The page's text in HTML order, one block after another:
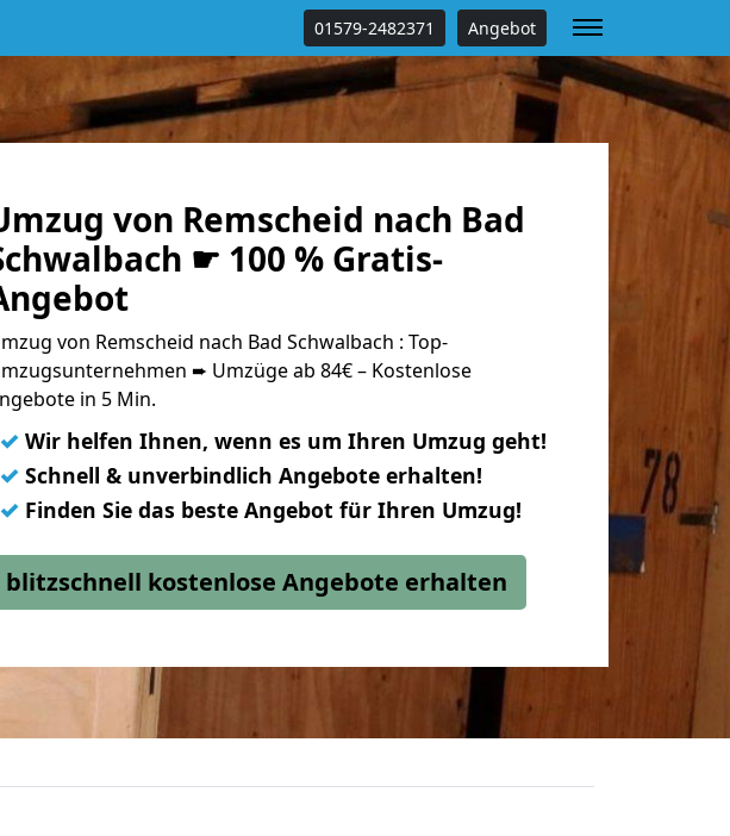
01579-2482371 Angebot
von Remscheid nach Bad
☛ 100 % Gratis-
von Remscheid nach Bad Schwalbach : Top-
➨ Umzüge ab 84€ – Kostenlose
in 5 Min.
✓ Wir helfen Ihnen, wenn es um Ihren Umzug geht!
✓ Schnell & unverbindlich Angebote erhalten!
✓ Finden Sie das beste Angebot für Ihren Umzug!
blitzschnell kostenlose Angebote erhalten